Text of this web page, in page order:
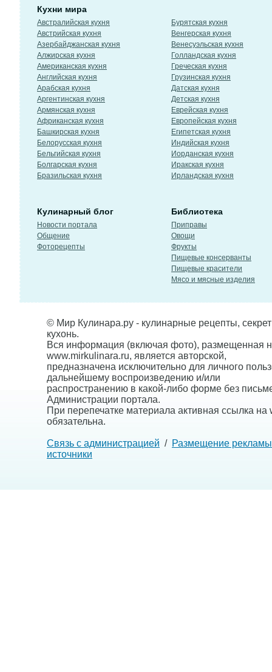
Кухни мира
Австралийская кухня
Австрийская кухня
Азербайджанская кухня
Алжирская кухня
Американская кухня
Английская кухня
Арабская кухня
Аргентинская кухня
Армянская кухня
Африканская кухня
Башкирская кухня
Белорусская кухня
Бельгийская кухня
Болгарская кухня
Бразильская кухня
Бурятская кухня
Венгерская кухня
Венесуэльская кухня
Голландская кухня
Греческая кухня
Грузинская кухня
Датская кухня
Детская кухня
Еврейская кухня
Европейская кухня
Египетская кухня
Индийская кухня
Иорданская кухня
Иракская кухня
Ирландская кухня
Кулинарный блог
Новости портала
Общение
Фоторецепты
Библиотека
Приправы
Овощи
Фрукты
Пищевые консерванты
Пищевые красители
Мясо и мясные изделия
© Мир Кулинара.ру - кулинарные рецепты,
кухонь.
Вся информация (включая фото), размещенная
www.mirkulinara.ru, является авторской,
предназначена исключительно для личного
дальнейшему воспроизведению и/или
распространению в какой-либо форме без
Администрации портала.
При перепечатке материала активная ссылка на
обязательна.
Связь с администрацией / Размещение рекламы
источники